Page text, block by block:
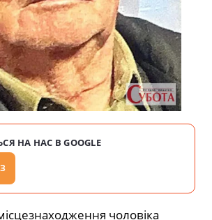
НА НАС В GOOGLE
чоловіка